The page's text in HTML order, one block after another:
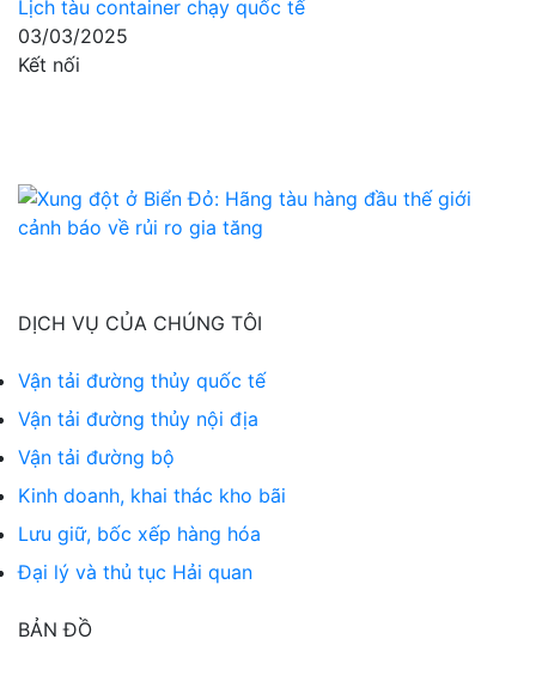
Lịch tàu container chạy quốc tế
03/03/2025
Kết nối
DỊCH VỤ CỦA CHÚNG TÔI
Vận tải đường thủy quốc tế
Vận tải đường thủy nội địa
Vận tải đường bộ
Kinh doanh, khai thác kho bãi
Lưu giữ, bốc xếp hàng hóa
Đại lý và thủ tục Hải quan
BẢN ĐỒ